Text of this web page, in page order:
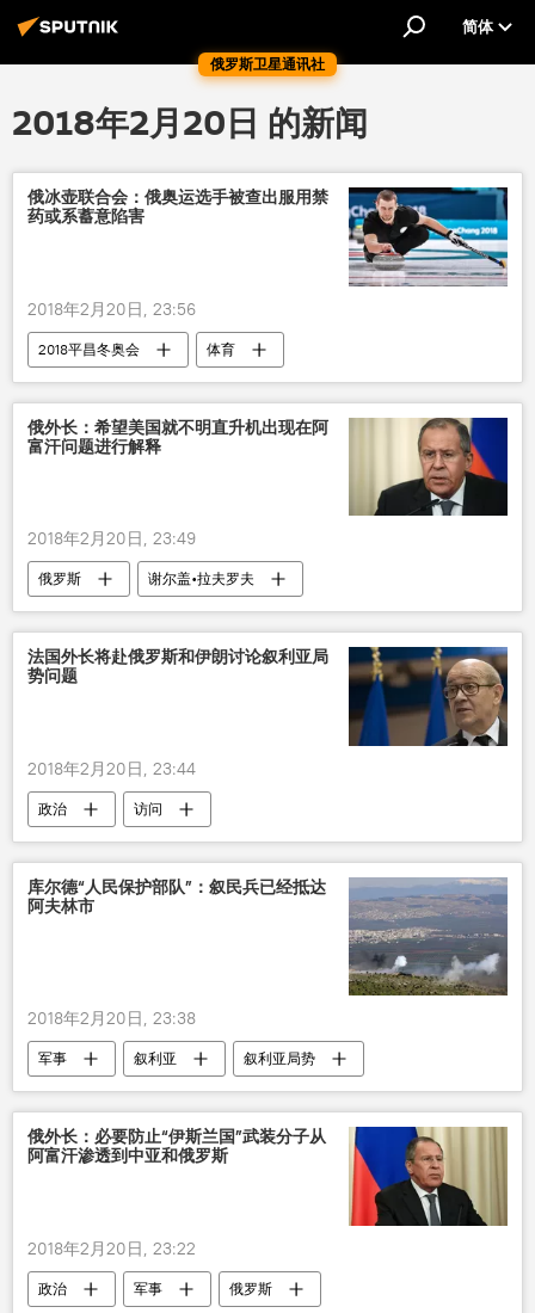
俄罗斯卫星通讯社
简体
2018年2月20日 的新闻
俄冰壶联合会：俄奥运选手被查出服用禁
药或系蓄意陷害
2018年2月20日, 23:56
2018平昌冬奥会 体育
俄外长：希望美国就不明直升机出现在阿
富汗问题进行解释
2018年2月20日, 23:49
俄罗斯 谢尔盖•拉夫罗夫
法国外长将赴俄罗斯和伊朗讨论叙利亚局
势问题
2018年2月20日, 23:44
政治 访问
库尔德“人民保护部队”：叙民兵已经抵达
阿夫林市
2018年2月20日, 23:38
军事 叙利亚 叙利亚局势
俄外长：必要防止“伊斯兰国”武装分子从
阿富汗渗透到中亚和俄罗斯
2018年2月20日, 23:22
政治 军事 俄罗斯